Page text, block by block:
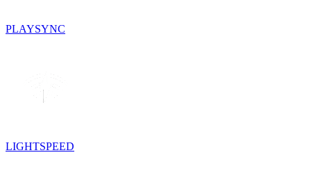
PLAYSYNC
LIGHTSPEED